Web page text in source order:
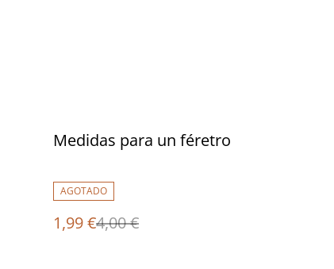
%
Medidas para un féretro
AGOTADO
1,99 €4,00 €